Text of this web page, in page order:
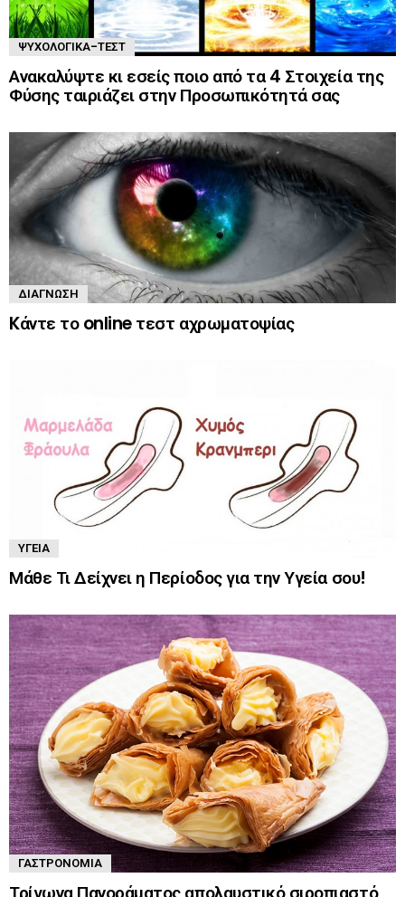
ΨΥΧΟΛΟΓΙΚΆ-ΤΈΣΤ
Ανακαλύψτε κι εσείς ποιο από τα 4 Στοιχεία της
Φύσης ταιριάζει στην Προσωπικότητά σας
ΔΙΆΓΝΩΣΗ
Kάντε το online τεστ αχρωματοψίας
ΥΓΕΊΑ
Μάθε Τι Δείχνει η Περίοδος για την Υγεία σου!
ΓΑΣΤΡΟΝΟΜΊΑ